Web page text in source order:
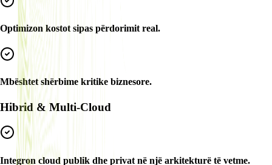
Optimizon kostot sipas përdorimit real.
Mbështet shërbime kritike biznesore.
Hibrid & Multi-Cloud
Integron cloud publik dhe privat në një arkitekturë të vetme.